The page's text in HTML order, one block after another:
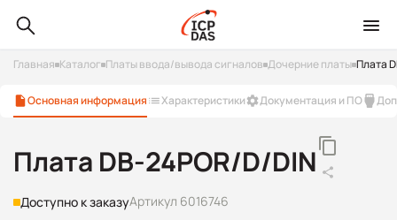
Главная Каталог Платы ввода/вывода сигналов Дочерние платы Плата
Основная информация Характеристики Документация и ПО
Плата DB-24POR/D/DIN
Доступно к заказуАртикул 6016746